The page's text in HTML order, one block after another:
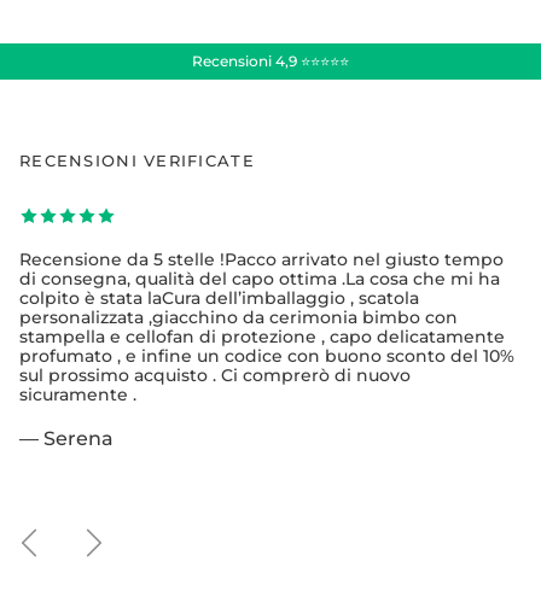
Recensioni 4,9 ⭐⭐⭐⭐⭐
RECENSIONI VERIFICATE
Recensione da 5 stelle !Pacco arrivato nel giusto tempo
di consegna, qualità del capo ottima .La cosa che mi ha
colpito è stata laCura dell’imballaggio , scatola
personalizzata ,giacchino da cerimonia bimbo con
stampella e cellofan di protezione , capo delicatamente
profumato , e infine un codice con buono sconto del 10%
sul prossimo acquisto . Ci comprerò di nuovo
sicuramente .
— Serena
IndietroAvanti